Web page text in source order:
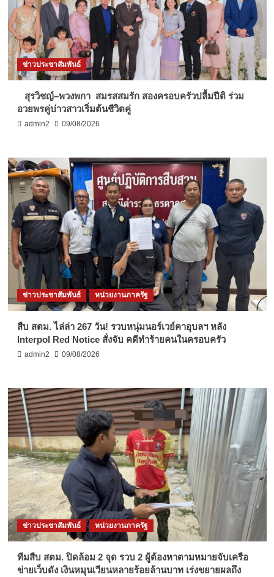
ข่าวประชาสัมพันธ์
สุรวิชญ์–พวงพกา สมรสสมรัก สองครอบครัวปลื้มปีติ ร่วม
อวยพรคู่บ่าวสาวเริ่มต้นชีวิตคู่
admin2 09/08/2026
ข่าวประชาสัมพันธ์ หน่วยงานภาครัฐ
สืบ สตม. ไล่ล่า 267 วัน! รวบหนุ่มนอร์เวย์คาอุบลฯ หลัง
Interpol Red Notice สั่งจับ คดีทำร้ายคนในครอบครัว
admin2 09/08/2026
ข่าวประชาสัมพันธ์ หน่วยงานภาครัฐ
ทีมสืบ สตม. ปิดล้อม 2 จุด รวบ 2 ผู้ต้องหาตามหมายจับเครือ
ข่ายเว็บดัง เงินหมุนเวียนหลายร้อยล้านบาท เร่งขยายผลถึง